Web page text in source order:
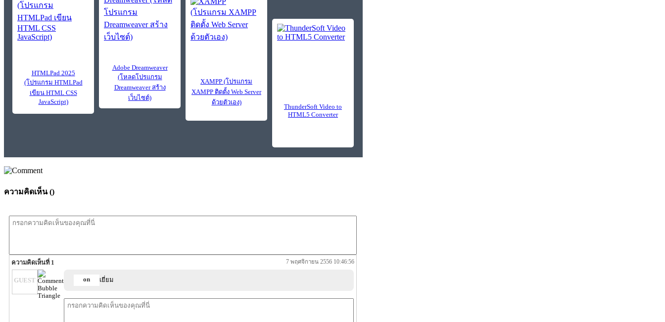
HTMLPad 2025
(โปรแกรม HTMLPad
เขียน HTML CSS
JavaScript)
Adobe Dreamweaver
(โหลดโปรแกรม
Dreamweaver สร้าง
เว็บไซต์)
XAMPP (โปรแกรม
XAMPP ติดตั้ง Web Server
ด้วยตัวเอง)
ThunderSoft Video to
HTML5 Converter
ความคิดเห็น ()
ความคิดเห็นที่ 1 7 พฤศจิกายน 2556 10:46:56
GUEST on เยี่ยม